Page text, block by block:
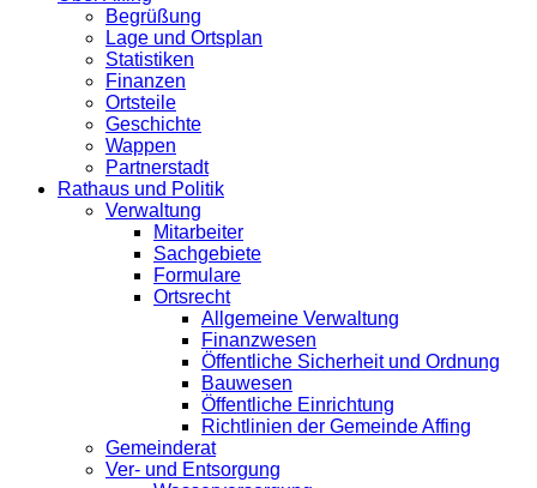
Begrüßung
Lage und Ortsplan
Statistiken
Finanzen
Ortsteile
Geschichte
Wappen
Partnerstadt
Rathaus und Politik
Verwaltung
Mitarbeiter
Sachgebiete
Formulare
Ortsrecht
Allgemeine Verwaltung
Finanzwesen
Öffentliche Sicherheit und Ordnung
Bauwesen
Öffentliche Einrichtung
Richtlinien der Gemeinde Affing
Gemeinderat
Ver- und Entsorgung